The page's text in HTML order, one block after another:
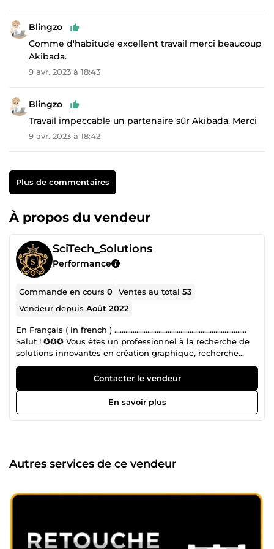
Blingzo
Comme d'habitude excellent travail merci beaucoup
Akibada.
9 avr. 2023 à 18:43
Blingzo
Travail impeccable un partenaire sûr Akibada. Merci
9 avr. 2023 à 18:42
Plus de commentaires
À propos du vendeur
SciTech_Solutions
Performance
Commande en cours0 Ventes au total53
Vendeur depuisAoût 2022
En Français ( in french ) ........................................................................
Salut ! ✪✪✪ Vous êtes un professionnel à la recherche de
solutions innovantes en création graphique, recherche
documentaire approfondie, et rédaction scientifique ? Vous
êtes au bon endroit pour une collaboration réussie ! ★
Permettez-moi de vous dire que vous avez trouvé l'équipe
idéale pour transformer vos idées en réussites concrètes.
►► Chez SciTech_Solutions (anciennement appelé
années d'expérience en design visuel, crée des visuels
percutants et sur mesure qui captivent votre audience à
travaillé avec une diversité de clients pour renforcer
Avec une expertise approfondie dans les sciences, notre
Contacter le vendeur
En savoir plus
Autres services de ce vendeur